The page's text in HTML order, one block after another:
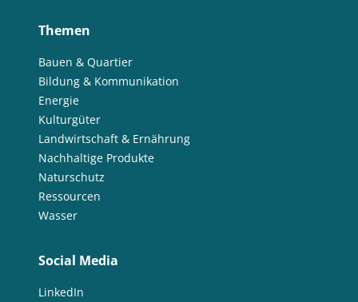
Themen
Bauen & Quartier
Bildung & Kommunikation
Energie
Kulturgüter
Landwirtschaft & Ernährung
Nachhaltige Produkte
Naturschutz
Ressourcen
Wasser
Social Media
LinkedIn